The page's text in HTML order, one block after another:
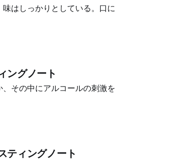
味はしっかりとしている。口に
ングノート
、その中にアルコールの刺激を
ティングノート